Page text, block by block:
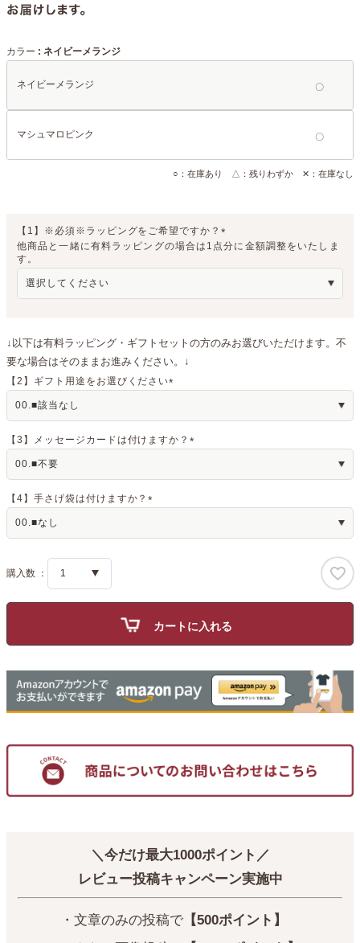
【1】※必須※ラッピングをご希望ですか？
(
須
他商品と一緒に有料ラッピングの場合は1点分に金額調整をいたしま
す。
↓以下は有料ラッピング・ギフトセットの方のみお選びいただけます。不
要な場合はそのままお進みください。↓
【2】ギフト用途をお選びください
須
)
【3】メッセージカードは付けますか？
須
【4】手さげ袋は付けますか？
須
カラー ネイビーメランジ
ネイビーメランジ
マシュマロピンク
○：在庫あり △：残りわずか ✕：在庫なし
カートに入れる
＼今だけ最大1000ポイント／
レビュー投稿キャンペーン実施中
・文章のみの投稿で【500ポイント】